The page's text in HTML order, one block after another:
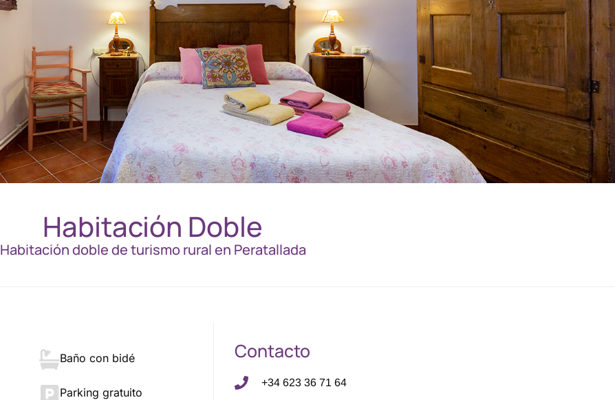
Habitación Doble
Habitación doble de turismo rural en Peratallada
Baño con bidé
Parking gratuito
Contacto
+34 623 36 71 64